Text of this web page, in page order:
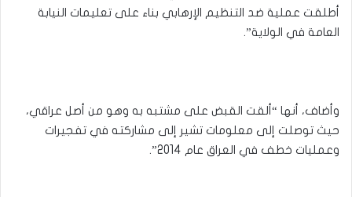
أطلقت عملية ضد التنظيم الإرهابي بناء على تعليمات النيابة
العامة في الولاية”.
وأضاف، أنها “ألقت القبض على مشتبه به وهو من أصل عراقي،
حيث توصلت إلى معلومات تشير إلى مشاركته في تفجيرات
وعمليات خطف في العراق عام 2014”.